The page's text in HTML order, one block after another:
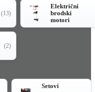
(13)
Električni
brodski
motori
(2)
Setovi